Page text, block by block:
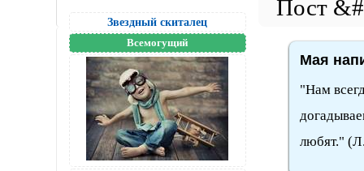
Звездный скиталец
Всемогущий
Мая
"Нам
любят."